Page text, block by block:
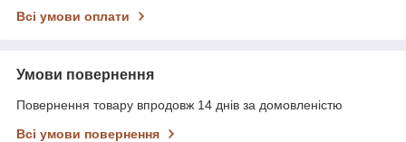
Всі умови оплати
Умови повернення
Повернення товару впродовж 14 днів за домовленістю
Всі умови повернення